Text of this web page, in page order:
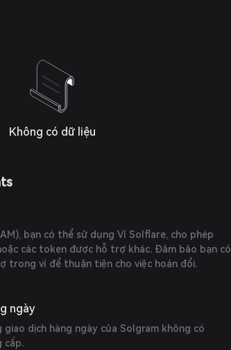
Không có dữ liệu
bạn có thể sử dụng Ví Solflare, cho phép
các token được hỗ trợ khác. Đảm bảo bạn có
trong ví để thuận tiện cho việc hoán đổi.
ngày
dịch hàng ngày của Solgram không có
cấp.